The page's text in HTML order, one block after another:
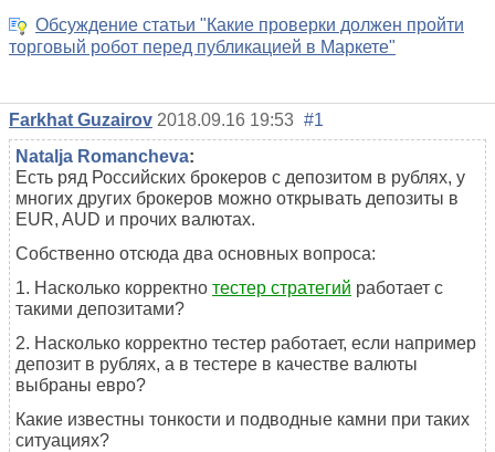
Обсуждение статьи "Какие проверки должен пройти
торговый робот перед публикацией в Маркете"
Farkhat Guzairov 2018.09.16 19:53 #1
Natalja Romancheva:
Есть ряд Российских брокеров с депозитом в рублях, у
многих других брокеров можно открывать депозиты в
EUR, AUD и прочих валютах.
Собственно отсюда два основных вопроса:
1. Насколько корректно тестер стратегий работает с
такими депозитами?
2. Насколько корректно тестер работает, если например
депозит в рублях, а в тестере в качестве валюты
выбраны евро?
Какие известны тонкости и подводные камни при таких
ситуациях?